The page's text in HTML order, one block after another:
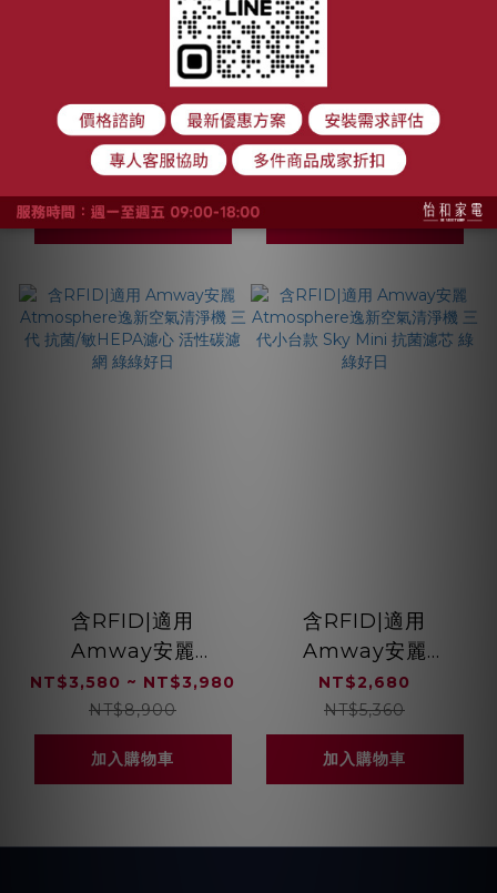
適用 Amway安麗
Atmosphere逸新空
氣清淨機 二代 抗敏
HEPA濾心 顆粒活性
碳濾網 綠綠好日
NT$1,180 ~ NT$1,880
NT$3,000
加入購物車
適用 Amway安麗
Atmosphere逸新空
氣清淨機 二代 抗菌抗
病毒HEPA濾心 顆粒
活性碳濾網 綠綠好日
NT$980 ~ NT$2,180
NT$3,200
含RFID|適用
Amway安麗
Atmosphere逸新空
氣清淨機 三代 抗菌/敏
HEPA濾心 活性碳濾
網 綠綠好日
NT$3,580 ~ NT$3,980
NT$8,900
加入購物車
含RFID|適用
Amway安麗
Atmosphere逸新空
氣清淨機 三代小台款
Sky Mini 抗菌濾芯
綠綠好日
NT$2,680
NT$5,360
加入購物車